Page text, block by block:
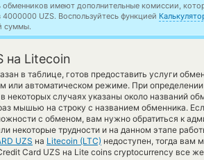
обменников имеют дополнительные комиссии,
UZS. Воспользуйтесь функцией
суммы.
на Litecoin
в таблице, готов предоставить услуги
или автоматическом режиме. При
некоторых случаях указаны около названий
мышью на строку с названием обменника.
с обменом, вам нужно обратиться к
некоторые трудности и на данном этапе
UZS на Litecoin (LTC) недоступен, тогда вам
Card UZS на Lite coins cryptocurrency все